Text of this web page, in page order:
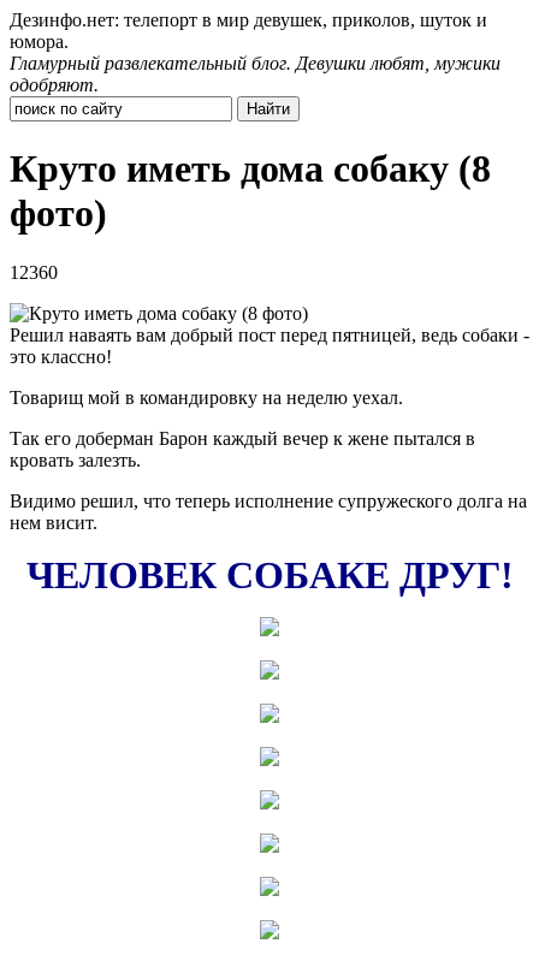
Дезинфо.нет: телепорт в мир девушек, приколов, шуток и
юмора.
Гламурный развлекательный блог. Девушки любят, мужики
одобряют.
Круто иметь дома собаку (8
фото)
12360
Решил наваять вам добрый пост перед пятницей, ведь собаки -
это классно!
Товарищ мой в командировку на неделю уехал.
Так его доберман Барон каждый вечер к жене пытался в
кровать залезть.
Видимо решил, что теперь исполнение супружеского долга на
нем висит.
ЧЕЛОВЕК СОБАКЕ ДРУГ!